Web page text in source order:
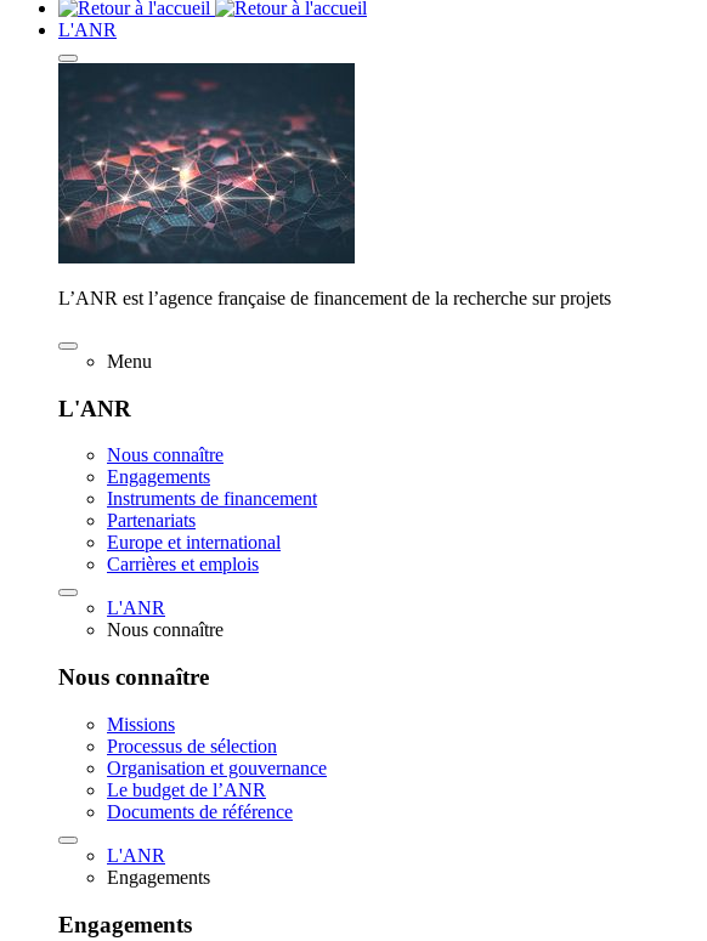
L'ANR
L’ANR est l’agence française de financement de la recherche sur projets
Menu
L'ANR
Nous connaître
Engagements
Instruments de financement
Partenariats
Europe et international
Carrières et emplois
L'ANR
Nous connaître
Nous connaître
Missions
Processus de sélection
Organisation et gouvernance
Le budget de l’ANR
Documents de référence
L'ANR
Engagements
Engagements